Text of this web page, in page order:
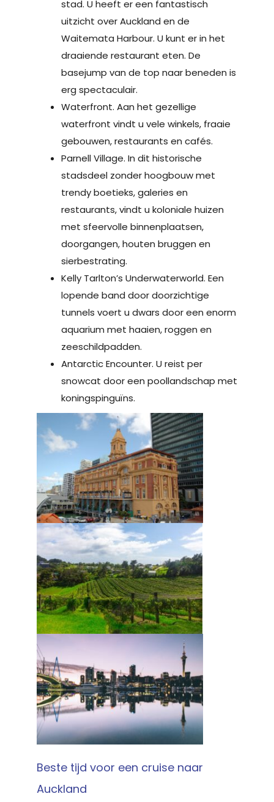
stad. U heeft er een fantastisch
uitzicht over Auckland en de
Waitemata Harbour. U kunt er in het
draaiende restaurant eten. De
basejump van de top naar beneden is
erg spectaculair.
Waterfront. Aan het gezellige
waterfront vindt u vele winkels, fraaie
gebouwen, restaurants en cafés.
Parnell Village. In dit historische
stadsdeel zonder hoogbouw met
trendy boetieks, galeries en
restaurants, vindt u koloniale huizen
met sfeervolle binnenplaatsen,
doorgangen, houten bruggen en
sierbestrating.
Kelly Tarlton’s Underwaterworld. Een
lopende band door doorzichtige
tunnels voert u dwars door een enorm
aquarium met haaien, roggen en
zeeschildpadden.
Antarctic Encounter. U reist per
snowcat door een poollandschap met
koningspinguïns.
Beste tijd voor een cruise naar
Auckland